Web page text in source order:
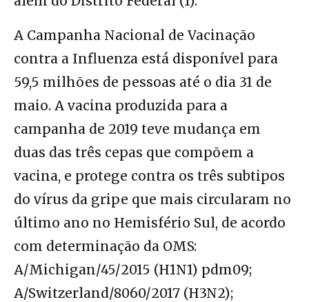
A Campanha Nacional de Vacinação
contra a Influenza está disponível para
59,5 milhões de pessoas até o dia 31 de
maio. A vacina produzida para a
campanha de 2019 teve mudança em
duas das três cepas que compõem a
vacina, e protege contra os três subtipos
do vírus da gripe que mais circularam no
último ano no Hemisfério Sul, de acordo
com determinação da OMS:
A/Michigan/45/2015 (H1N1) pdm09;
A/Switzerland/8060/2017 (H3N2);